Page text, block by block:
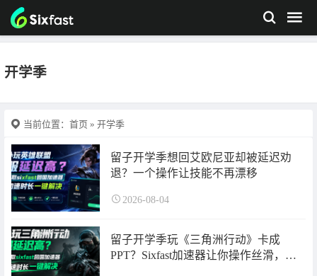
开学季
当前位置： 首页 » 开学季
留子开学季想回艾欧尼亚却被延迟劝
退？一个操作让技能不再漂移
2026-08-04
留子开学季玩《三角洲行动》卡成
PPT？Sixfast加速器让你操作丝滑，告